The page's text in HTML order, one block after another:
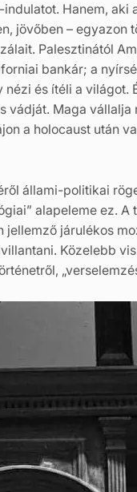
Hanem,
jövőben –
Palesztinától
bankár; a
és ítéli a
vádját. Maga
a holocaust után
állami-politikai
alapeleme ez.
járulékos
Közelebb